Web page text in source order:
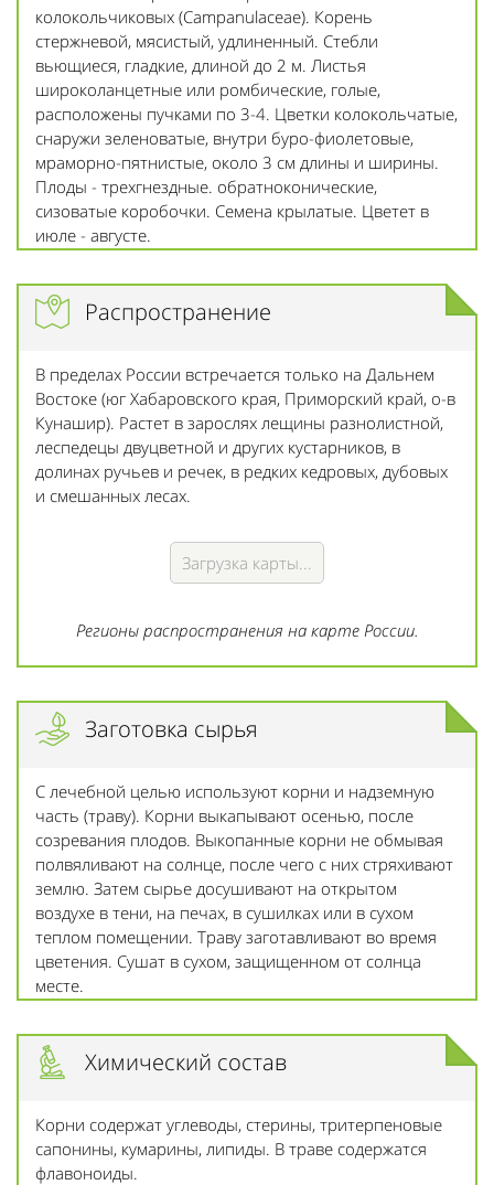
колокольчиковых (Campanulaceae). Корень
стержневой, мясистый, удлиненный. Стебли
вьющиеся, гладкие, длиной до 2 м. Листья
широколанцетные или ромбические, голые,
расположены пучками по 3-4. Цветки колокольчатые,
снаружи зеленоватые, внутри буро-фиолетовые,
мраморно-пятнистые, около 3 см длины и ширины.
Плоды - трехгнездные. обратноконические,
сизоватые коробочки. Семена крылатые. Цветет в
июле - августе.
Распространение
В пределах России встречается только на Дальнем
Востоке (юг Хабаровского края, Приморский край, о-в
Кунашир). Растет в зарослях лещины разнолистной,
леспедецы двуцветной и других кустарников, в
долинах ручьев и речек, в редких кедровых, дубовых
и смешанных лесах.
Загрузка карты...
Регионы распространения на карте России.
Заготовка сырья
С лечебной целью используют корни и надземную
часть (траву). Корни выкапывают осенью, после
созревания плодов. Выкопанные корни не обмывая
полвяливают на солнце, после чего с них стряхивают
землю. Затем сырье досушивают на открытом
воздухе в тени, на печах, в сушилках или в сухом
теплом помещении. Траву заготавливают во время
цветения. Сушат в сухом, защищенном от солнца
месте.
Химический состав
Корни содержат углеводы, стерины, тритерпеновые
сапонины, кумарины, липиды. В траве содержатся
флавоноиды.